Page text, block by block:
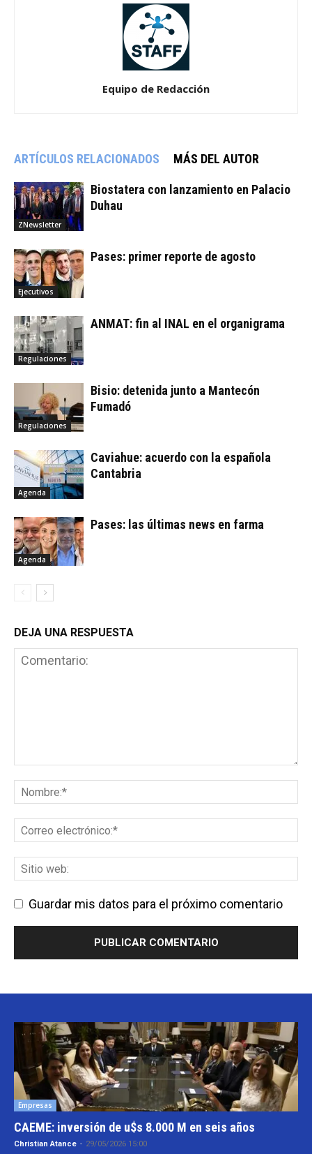
Equipo de Redacción
ARTÍCULOS RELACIONADOS MÁS DEL AUTOR
ZNewsletter
Biostatera con lanzamiento en Palacio
Duhau
Ejecutivos
Pases: primer reporte de agosto
Regulaciones
ANMAT: fin al INAL en el organigrama
Regulaciones
Bisio: detenida junto a Mantecón
Fumadó
Agenda
Caviahue: acuerdo con la española
Cantabria
Agenda
Pases: las últimas news en farma
DEJA UNA RESPUESTA
Guardar mis datos para el próximo comentario
Empresas
CAEME: inversión de u$s 8.000 M en seis años
Christian Atance - 29/05/2026 15:00